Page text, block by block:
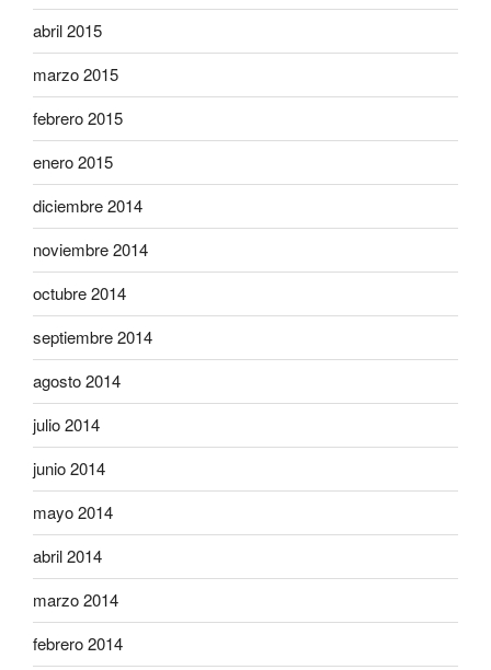
abril 2015
marzo 2015
febrero 2015
enero 2015
diciembre 2014
noviembre 2014
octubre 2014
septiembre 2014
agosto 2014
julio 2014
junio 2014
mayo 2014
abril 2014
marzo 2014
febrero 2014